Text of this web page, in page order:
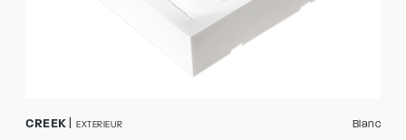
CREEK EXTERIEUR Blanc